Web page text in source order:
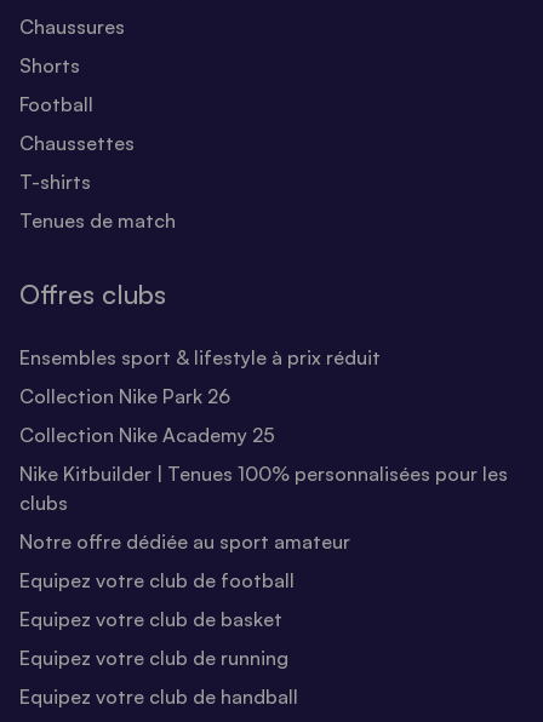
Chaussures
Shorts
Football
Chaussettes
T-shirts
Tenues de match
Offres clubs
Ensembles sport & lifestyle à prix réduit
Collection Nike Park 26
Collection Nike Academy 25
Nike Kitbuilder | Tenues 100% personnalisées pour les
clubs
Notre offre dédiée au sport amateur
Equipez votre club de football
Equipez votre club de basket
Equipez votre club de running
Equipez votre club de handball